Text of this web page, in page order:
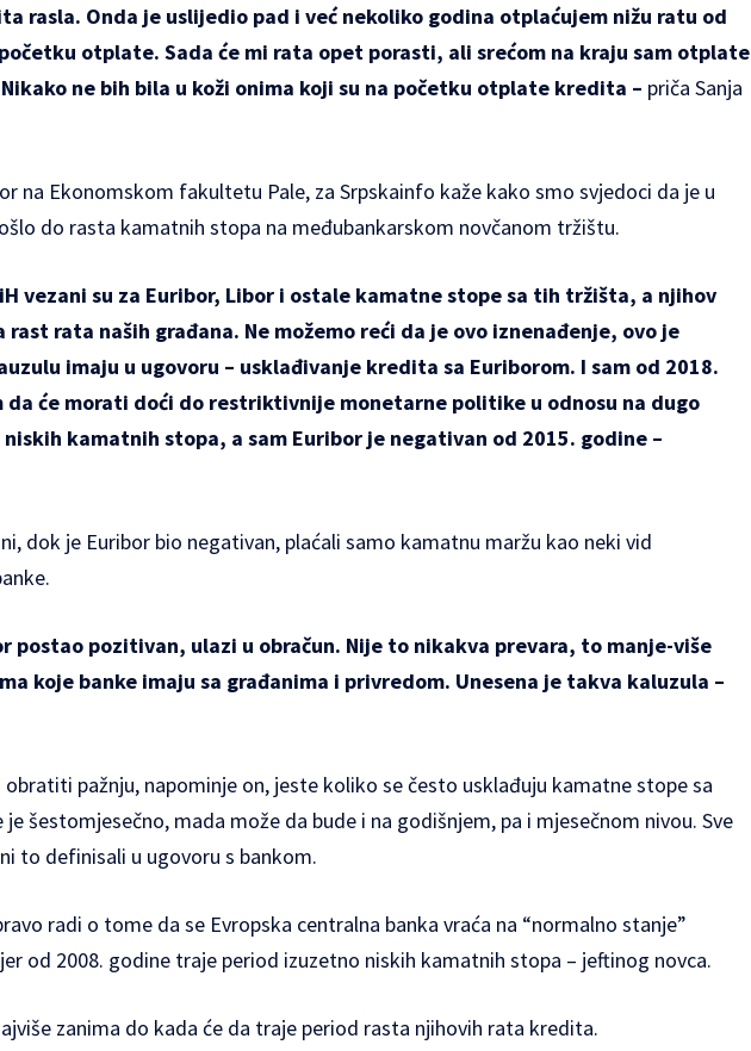
rasla. Onda je uslijedio pad i već nekoliko godina otplaćujem nižu ratu od
otplate. Sada će mi rata opet porasti, ali srećom na kraju sam otplate
ne bih bila u koži onima koji su na početku otplate kredita – priča Sanja
na Ekonomskom fakultetu Pale, za Srpskainfo kaže kako smo svjedoci da je u
do rasta kamatnih stopa na međubankarskom novčanom tržištu.
vezani su za Euribor, Libor i ostale kamatne stope sa tih tržišta, a njihov
rast rata naših građana. Ne možemo reći da je ovo iznenađenje, ovo je
imaju u ugovoru – usklađivanje kredita sa Euriborom. I sam od 2018.
da će morati doći do restriktivnije monetarne politike u odnosu na dugo
kamatnih stopa, a sam Euribor je negativan od 2015. godine –
dok je Euribor bio negativan, plaćali samo kamatnu maržu kao neki vid
postao pozitivan, ulazi u obračun. Nije to nikakva prevara, to manje-više
koje banke imaju sa građanima i privredom. Unesena je takva kaluzula –
pažnju, napominje on, jeste koliko se često usklađuju kamatne stope sa
je šestomjesečno, mada može da bude i na godišnjem, pa i mjesečnom nivou. Sve
to definisali u ugovoru s bankom.
radi o tome da se Evropska centralna banka vraća na “normalno stanje”
od 2008. godine traje period izuzetno niskih kamatnih stopa – jeftinog novca.
zanima do kada će da traje period rasta njihovih rata kredita.